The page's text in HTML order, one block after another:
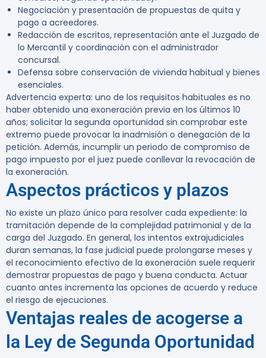
Negociación y presentación de propuestas de quita y
pago a acreedores.
Redacción de escritos, representación ante el Juzgado de
lo Mercantil y coordinación con el administrador
concursal.
Defensa sobre conservación de vivienda habitual y bienes
esenciales.
Advertencia experta: uno de los requisitos habituales es no
haber obtenido una exoneración previa en los últimos 10
años; solicitar la segunda oportunidad sin comprobar este
extremo puede provocar la inadmisión o denegación de la
petición. Además, incumplir un periodo de compromiso de
pago impuesto por el juez puede conllevar la revocación de
la exoneración.
Aspectos prácticos y plazos
No existe un plazo único para resolver cada expediente: la
tramitación depende de la complejidad patrimonial y de la
carga del Juzgado. En general, los intentos extrajudiciales
duran semanas, la fase judicial puede prolongarse meses y
el reconocimiento efectivo de la exoneración suele requerir
demostrar propuestas de pago y buena conducta. Actuar
cuanto antes incrementa las opciones de acuerdo y reduce
el riesgo de ejecuciones.
Ventajas reales de acogerse a
la Ley de Segunda Oportunidad